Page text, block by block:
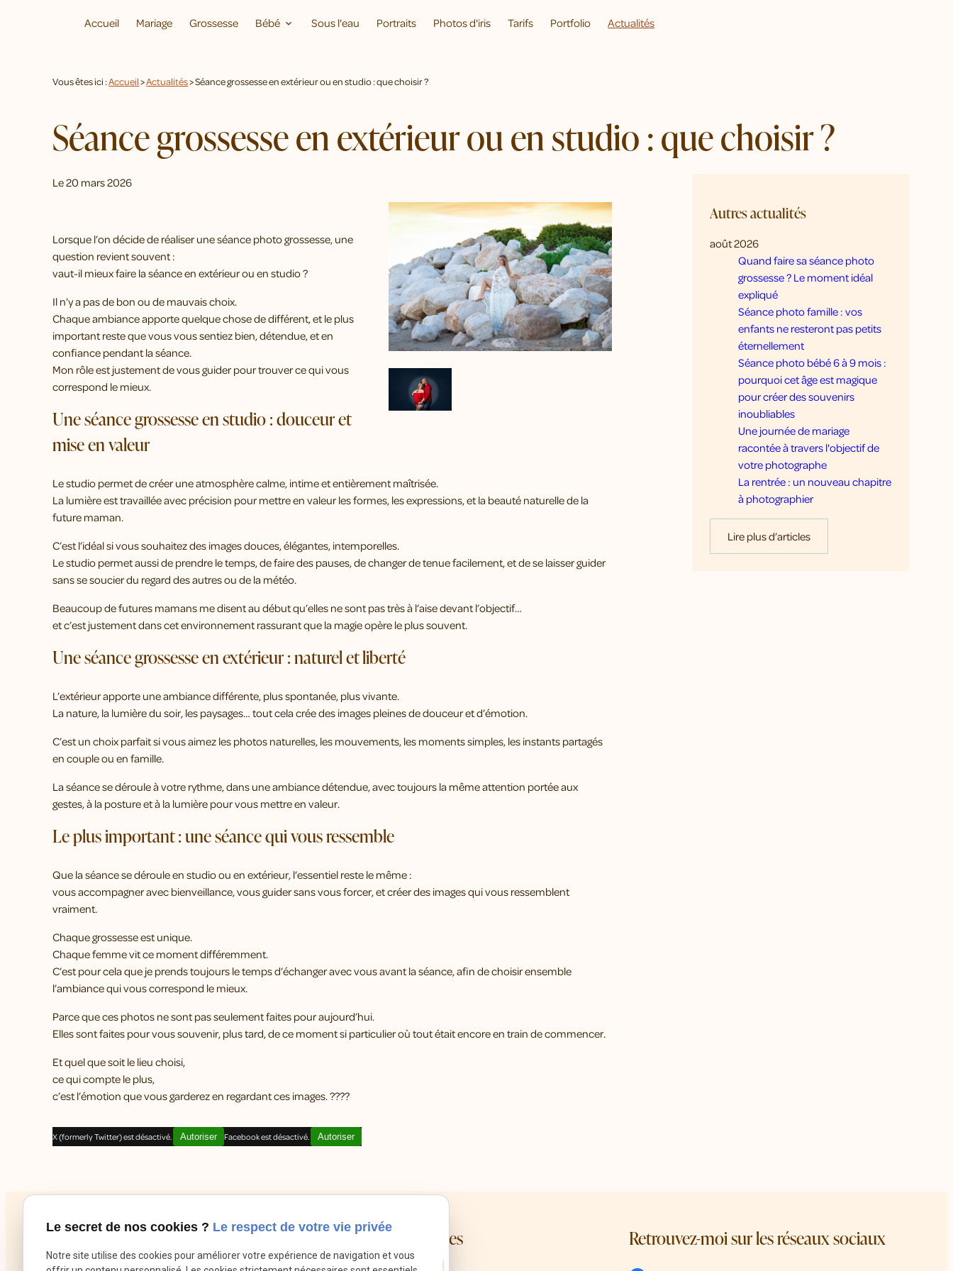
Accueil Mariage Grossesse Bébé Sous l'eau Portraits Photos d'iris Tarifs Portfolio Actualités
Vous êtes ici :Accueil>Actualités> Séance grossesse en extérieur ou en studio : que choisir ?
Séance grossesse en extérieur ou en studio : que choisir ?
Le20 mars 2026
Lorsque l’on décide de réaliser une séance photo grossesse, une
question revient souvent :
vaut-il mieux faire la séance en extérieur ou en studio ?
Il n’y a pas de bon ou de mauvais choix.
Chaque ambiance apporte quelque chose de différent, et le plus
important reste que vous vous sentiez bien, détendue, et en
confiance pendant la séance.
Mon rôle est justement de vous guider pour trouver ce qui vous
correspond le mieux.
Une séance grossesse en studio : douceur et
mise en valeur
Le studio permet de créer une atmosphère calme, intime et entièrement maîtrisée.
La lumière est travaillée avec précision pour mettre en valeur les formes, les expressions, et la beauté naturelle de la
future maman.
C’est l’idéal si vous souhaitez des images douces, élégantes, intemporelles.
Le studio permet aussi de prendre le temps, de faire des pauses, de changer de tenue facilement, et de se laisser guider
sans se soucier du regard des autres ou de la météo.
Beaucoup de futures mamans me disent au début qu’elles ne sont pas très à l’aise devant l’objectif…
et c’est justement dans cet environnement rassurant que la magie opère le plus souvent.
Une séance grossesse en extérieur : naturel et liberté
L’extérieur apporte une ambiance différente, plus spontanée, plus vivante.
La nature, la lumière du soir, les paysages… tout cela crée des images pleines de douceur et d’émotion.
C’est un choix parfait si vous aimez les photos naturelles, les mouvements, les moments simples, les instants partagés
en couple ou en famille.
La séance se déroule à votre rythme, dans une ambiance détendue, avec toujours la même attention portée aux
gestes, à la posture et à la lumière pour vous mettre en valeur.
Le plus important : une séance qui vous ressemble
Que la séance se déroule en studio ou en extérieur, l’essentiel reste le même :
vous accompagner avec bienveillance, vous guider sans vous forcer, et créer des images qui vous ressemblent
vraiment.
Chaque grossesse est unique.
Chaque femme vit ce moment différemment.
C’est pour cela que je prends toujours le temps d’échanger avec vous avant la séance, afin de choisir ensemble
l’ambiance qui vous correspond le mieux.
Parce que ces photos ne sont pas seulement faites pour aujourd’hui.
Elles sont faites pour vous souvenir, plus tard, de ce moment si particulier où tout était encore en train de commencer.
Et quel que soit le lieu choisi,
ce qui compte le plus,
c’est l’émotion que vous garderez en regardant ces images. ????
X (formerly Twitter) est désactivé. Autoriser Facebook est désactivé. Autoriser
Autres actualités
août 2026
Quand faire sa séance photo
grossesse ? Le moment idéal
expliqué
Séance photo famille : vos
enfants ne resteront pas petits
éternellement
Séance photo bébé 6 à 9 mois :
pourquoi cet âge est magique
pour créer des souvenirs
inoubliables
Une journée de mariage
racontée à travers l'objectif de
votre photographe
La rentrée : un nouveau chapitre
à photographier
Lire plus d’articles
Mes coordonnées Retrouvez-moi sur les réseaux sociaux
Le secret de nos cookies ? Le respect de votre vie privée
Notre site utilise des cookies pour améliorer votre expérience de navigation et vous